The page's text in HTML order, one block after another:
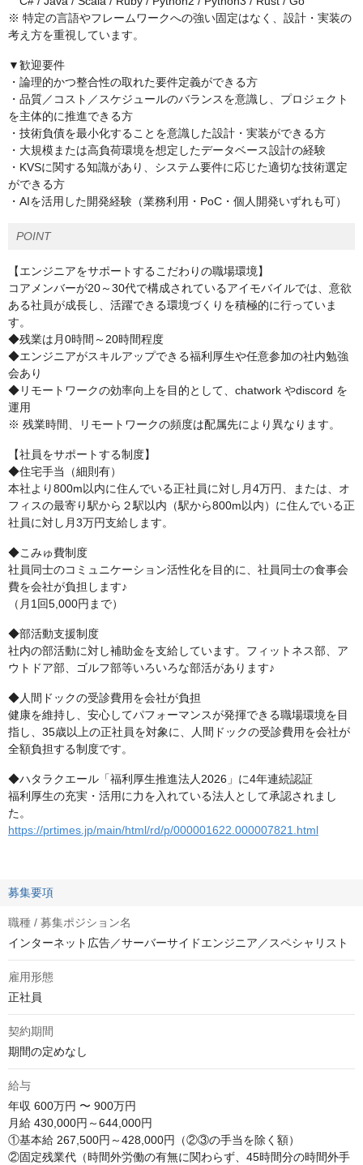
※ 特定の言語やフレームワークへの強い固定はなく、設計・実装の
考え方を重視しています。
▼歓迎要件
・論理的かつ整合性の取れた要件定義ができる方
・品質／コスト／スケジュールのバランスを意識し、プロジェクト
を主体的に推進できる方
・技術負債を最小化することを意識した設計・実装ができる方
・大規模または高負荷環境を想定したデータベース設計の経験
・KVSに関する知識があり、システム要件に応じた適切な技術選定
ができる方
・AIを活用した開発経験（業務利用・PoC・個人開発いずれも可）
POINT
【エンジニアをサポートするこだわりの職場環境】
コアメンバーが20～30代で構成されているアイモバイルでは、意欲
ある社員が成長し、活躍できる環境づくりを積極的に行っていま
す。
◆残業は月0時間～20時間程度
◆エンジニアがスキルアップできる福利厚生や任意参加の社内勉強
会あり
◆リモートワークの効率向上を目的として、chatwork やdiscord を
運用
※ 残業時間、リモートワークの頻度は配属先により異なります。
【社員をサポートする制度】
◆住宅手当（細則有）
本社より800m以内に住んでいる正社員に対し月4万円、または、オ
フィスの最寄り駅から２駅以内（駅から800m以内）に住んでいる正
社員に対し月3万円支給します。
◆こみゅ費制度
社員同士のコミュニケーション活性化を目的に、社員同士の食事会
費を会社が負担します♪
（月1回5,000円まで）
◆部活動支援制度
社内の部活動に対し補助金を支給しています。フィットネス部、ア
ウトドア部、ゴルフ部等いろいろな部活があります♪
◆人間ドックの受診費用を会社が負担
健康を維持し、安心してパフォーマンスが発揮できる職場環境を目
指し、35歳以上の正社員を対象に、人間ドックの受診費用を会社が
全額負担する制度です。
◆ハタラクエール「福利厚生推進法人2026」に4年連続認証
福利厚生の充実・活用に力を入れている法人として承認されまし
た。
https://prtimes.jp/main/html/rd/p/000001622.000007821.html
募集要項
職種 / 募集ポジション名
インターネット広告／サーバーサイドエンジニア／スペシャリスト
雇用形態
正社員
契約期間
期間の定めなし
給与
年収 600万円 〜 900万円
月給 430,000円～644,000円
①基本給 267,500円～428,000円（②③の手当を除く額）
②固定残業代（時間外労働の有無に関わらず、45時間分の時間外手